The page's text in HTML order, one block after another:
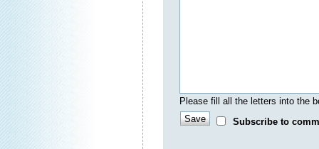
Please fill all the letters into the
Subscribe to